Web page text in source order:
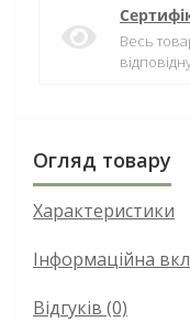
Весь
Огляд товару
Характеристики
Інформаційна
Відгуків (0)